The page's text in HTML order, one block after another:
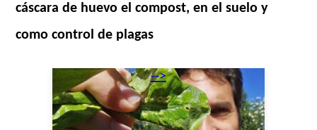
cáscara de huevo el compost, en el suelo y
como control de plagas
-->